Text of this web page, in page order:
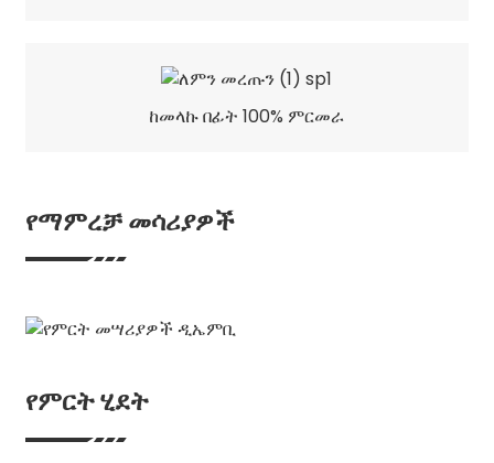
ከመላኩ በፊት 100% ምርመራ
የማምረቻ መሳሪያዎች
የምርት ሂደት